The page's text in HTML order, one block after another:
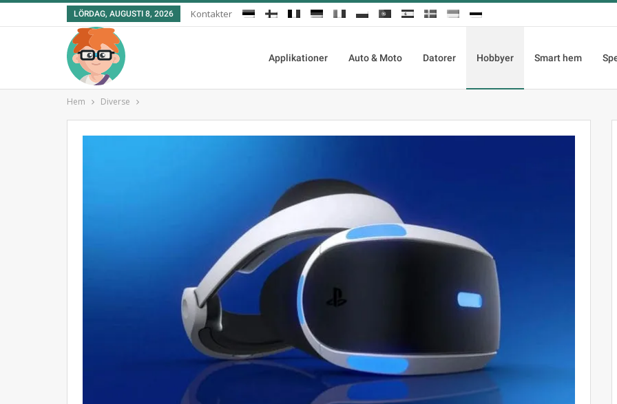
LÖRDAG, AUGUSTI 8, 2026 Kontakter
Applikationer Auto & Moto Datorer Hobbyer Smart hem
Hem Diverse